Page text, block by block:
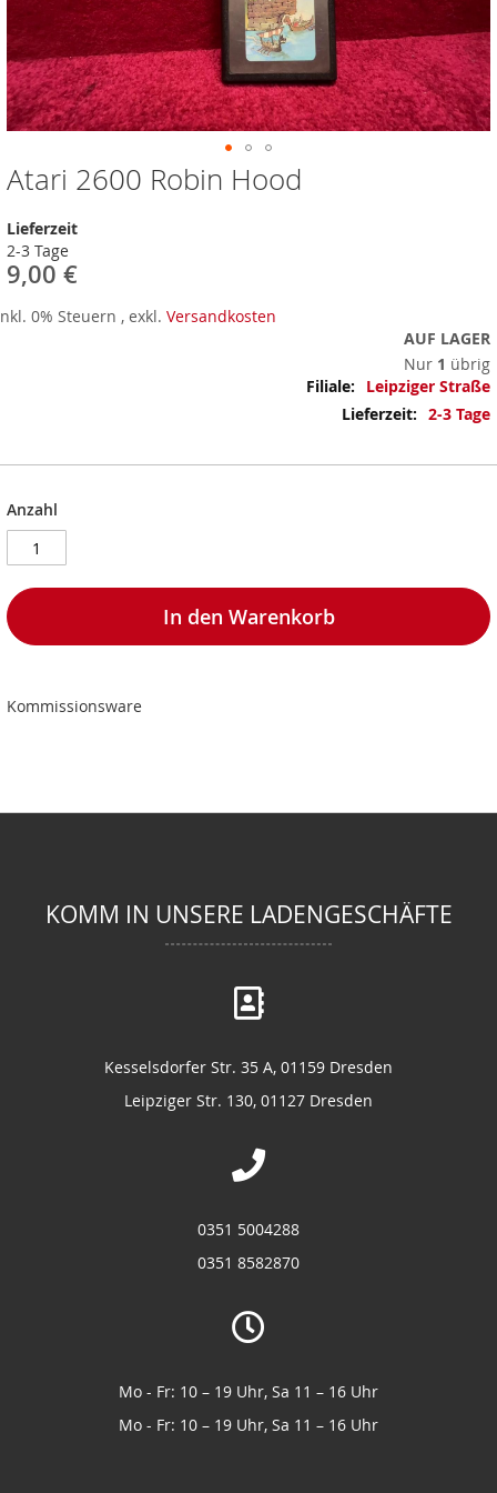
Atari 2600 Robin Hood
Lieferzeit
2-3 Tage
9,00 €
0% Steuern , exkl. Versandkosten
AUF LAGER
Nur 1 übrig
Mehr
Informationen
Leipziger Straße
2-3 Tage
Anzahl
In den Warenkorb
Kommissionsware
Zum
Anfang
der
Bildergalerie
springen
KOMM IN UNSERE LADENGESCHÄFTE
Kesselsdorfer Str. 35 A, 01159 Dresden
Leipziger Str. 130, 01127 Dresden
0351 5004288
0351 8582870
Mo - Fr: 10 – 19 Uhr, Sa 11 – 16 Uhr
Mo - Fr: 10 – 19 Uhr, Sa 11 – 16 Uhr